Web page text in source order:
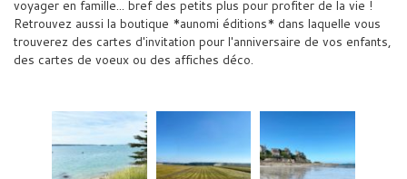
voyager en famille... bref des petits plus pour profiter de la vie !
Retrouvez aussi la boutique *aunomi éditions* dans laquelle vous
trouverez des cartes d'invitation pour l'anniversaire de vos enfants,
des cartes de voeux ou des affiches déco.